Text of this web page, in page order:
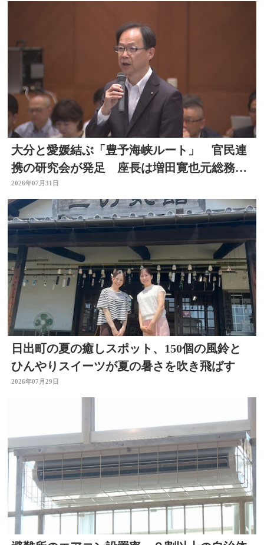
大分と愛媛結ぶ「豊予海峡ルート」 官民連
携の研究会が発足 座長は増田寛也元総務大
臣 大分
2026年07月31日
日出町の夏の癒しスポット、150個の風鈴と
ひんやりスイーツが夏の暑さを吹き飛ばす
2026年07月29日